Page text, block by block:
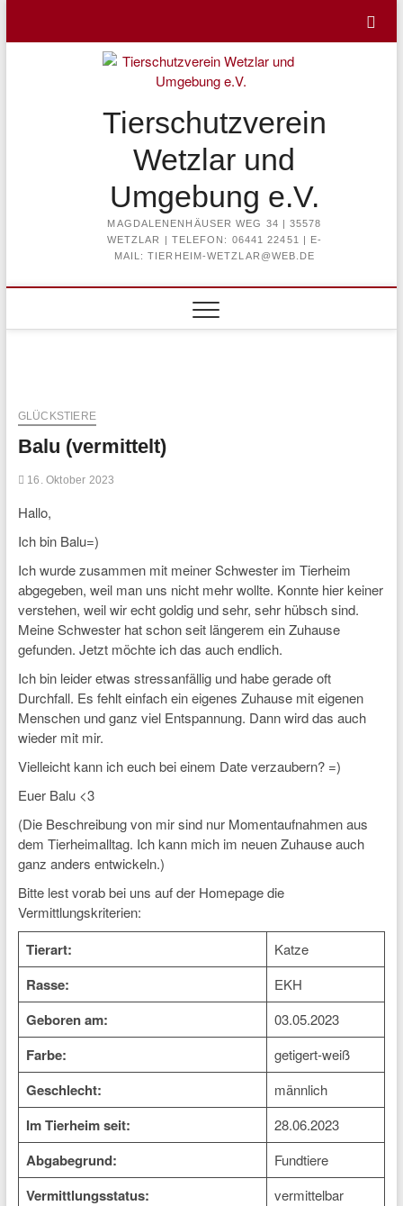
content
Tierschutzverein
Wetzlar und
Umgebung e.V.
MAGDALENENHÄUSER WEG 34 | 35578
WETZLAR | TELEFON: 06441 22451 | E-
MAIL: TIERHEIM-WETZLAR@WEB.DE
GLÜCKSTIERE
Balu (vermittelt)
16. Oktober 2023
Hallo,
Ich bin Balu=)
Ich wurde zusammen mit meiner Schwester im Tierheim
abgegeben, weil man uns nicht mehr wollte. Konnte hier keiner
verstehen, weil wir echt goldig und sehr, sehr hübsch sind.
Meine Schwester hat schon seit längerem ein Zuhause
gefunden. Jetzt möchte ich das auch endlich.
Ich bin leider etwas stressanfällig und habe gerade oft
Durchfall. Es fehlt einfach ein eigenes Zuhause mit eigenen
Menschen und ganz viel Entspannung. Dann wird das auch
wieder mit mir.
Vielleicht kann ich euch bei einem Date verzaubern? =)
Euer Balu <3
(Die Beschreibung von mir sind nur Momentaufnahmen aus
dem Tierheimalltag. Ich kann mich im neuen Zuhause auch
ganz anders entwickeln.)
Bitte lest vorab bei uns auf der Homepage die
Vermittlungskriterien:
Tierart: Katze
Rasse: EKH
Geboren am: 03.05.2023
Farbe: getigert-weiß
Geschlecht: männlich
Im Tierheim seit: 28.06.2023
Abgabegrund: Fundtiere
Vermittlungsstatus: vermittelbar